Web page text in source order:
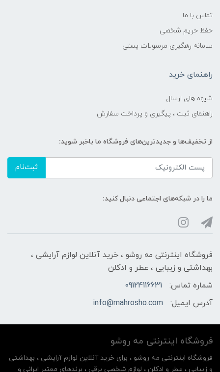
تماس با ما
حفظ حریم شخصی
سامانه رهگیری مرسولات پستی
راهنمای خرید
شیوه های ارسال
راهنمای ثبت ، پیگیری و پرداخت سفارش
از تخفیف‌ها و جدیدترین‌های فروشگاه ما باخبر شوید:
ثبت‌نام
ما را در شبکه‌های اجتماعی دنبال کنید:
فروشگاه اینترنتی مه‌ رو‌شو ، خرید آنلاین لوازم آرایشی ،
بهداشتی و زیبایی ، عطر و ادکلن
شماره تماس:
09124116631
آدرس ایمیل:
info@mahrosho.com
فروشگاه اینترنتی مه‌ رو‌شو
فروشگاه اینترنتی مه‌ رو‌شو ، برای خرید آنلاین لوازم آرایشی ، بهداشتی
و زیبایی ، عطر و ادکلن ، لوازم شخصی برقی ، برندهای معتبر ایرانی و